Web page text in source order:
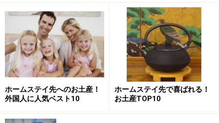
ホームステイ先へのお土産！
外国人に人気ベスト10
ホームステイ先で喜ばれる！
お土産TOP10